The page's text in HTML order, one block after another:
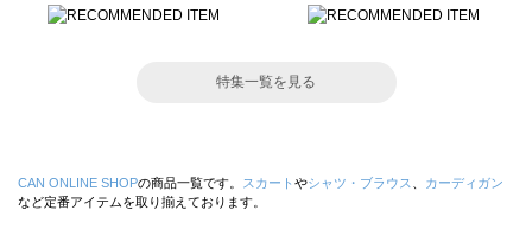
特集一覧を見る
CAN ONLINE SHOPの商品一覧です。 スカート やシャツ・ブラウス
カーディガン
など定番アイテムを取り揃えております。